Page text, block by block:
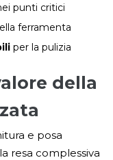
punti critici
ferramenta
per la pulizia
della
e posa
resa complessiva